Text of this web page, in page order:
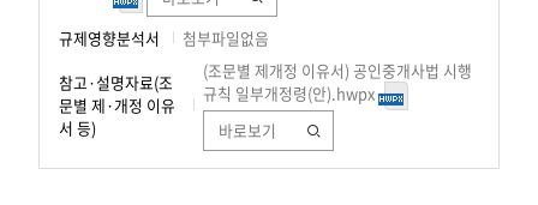
규제영향분석서
첨부파일없음
참고·설명자료(조
문별 제·개정 이유
서 등)
(조문별 제개정 이유서) 공인중개사법 시행
규칙 일부개정령(안).hwpx
바로보기